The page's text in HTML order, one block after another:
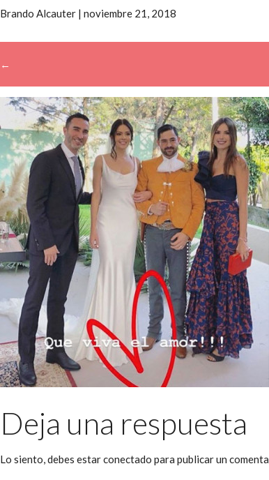
Brando Alcauter | noviembre 21, 2018
←
→
Deja una respuesta
Lo siento, debes estarconectado para publicar un